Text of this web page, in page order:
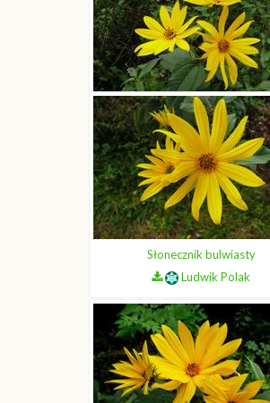
Słonecznik bulwiasty
Ludwik Polak
Słonecznik bulwiasty
Ludwik Polak